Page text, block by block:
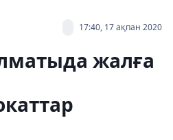
17:40, 17 ақпан 2020
жалға